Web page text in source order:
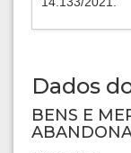
Dados
BENS E